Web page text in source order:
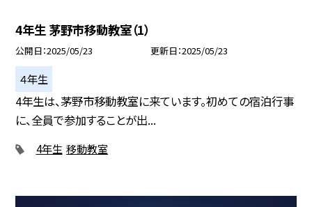
4年生 茅野市移動教室（1）
公開日 2025/05/23 更新日 2025/05/23
４年生
4年生は、茅野市移動教室に来ています。初めての宿泊行事
に、全員で参加することが出...
4年生 移動教室